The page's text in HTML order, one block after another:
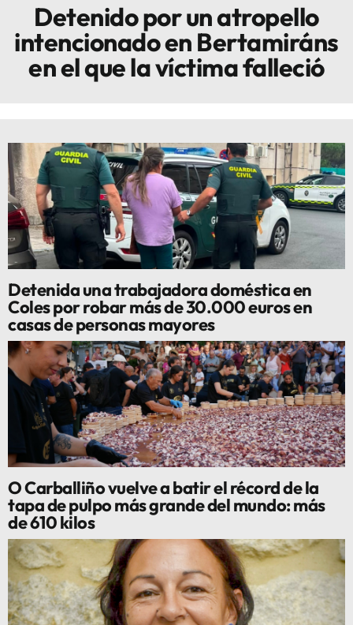
Innova
Detenido por un atropello
intencionado en Bertamiráns
en el que la víctima falleció
Detenida una trabajadora doméstica en
Coles por robar más de 30.000 euros en
casas de personas mayores
O Carballiño vuelve a batir el récord de la
tapa de pulpo más grande del mundo: más
de 610 kilos